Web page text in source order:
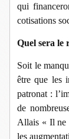
qui
cotisations
Quel sera le
Soit le
être que les
patronat :
de
Allais « Il ne
les